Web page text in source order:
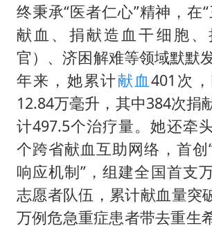
终秉承“医者仁心”精神，在
献血、捐献造血干细胞
官）、济困解难等领域默默
年来，她累计献血401次
12.84万毫升，其中384次捐
计497.5个治疗量。她还牵
个跨省献血互助网络，首创
响应机制”，组建全国首支
志愿者队伍，累计献血量突
万例危急重症患者带去重生